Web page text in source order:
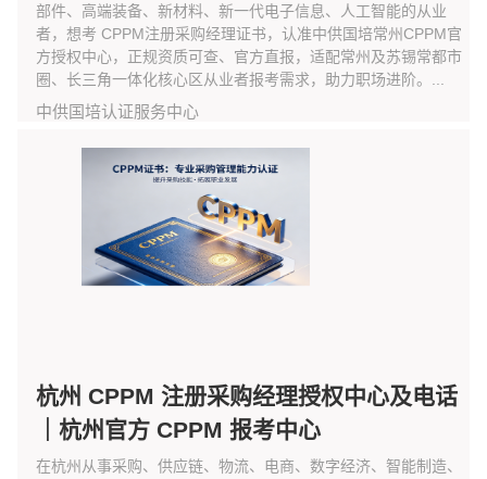
部件、高端装备、新材料、新一代电子信息、人工智能的从业
者，想考 CPPM注册采购经理证书，认准中供国培常州CPPM官
方授权中心，正规资质可查、官方直报，适配常州及苏锡常都市
圈、长三角一体化核心区从业者报考需求，助力职场进阶。...
中供国培认证服务中心
杭州 CPPM 注册采购经理授权中心及电话
｜杭州官方 CPPM 报考中心
在杭州从事采购、供应链、物流、电商、数字经济、智能制造、